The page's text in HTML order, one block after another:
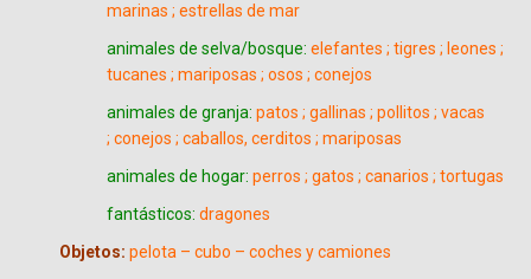
marinas ; estrellas de mar
animales de selva/bosque: elefantes ; tigres ; leones ;
tucanes ; mariposas ; osos ; conejos
animales de granja: patos ; gallinas ; pollitos ; vacas
; conejos ; caballos, cerditos ; mariposas
animales de hogar: perros ; gatos ; canarios ; tortugas
fantásticos: dragones
Objetos: pelota – cubo – coches y camiones